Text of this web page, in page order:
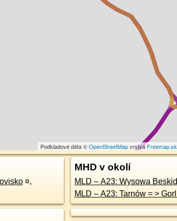
Podkladové dáta ©OpenStreetMapvrstvaFreemap.sk
¤,
MHD v okolí